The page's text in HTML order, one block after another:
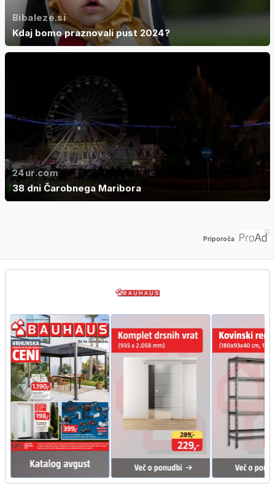
Bibaleze.si
Kdaj bomo praznovali pust 2024?
24ur.com
38 dni Čarobnega Maribora
Priporoča